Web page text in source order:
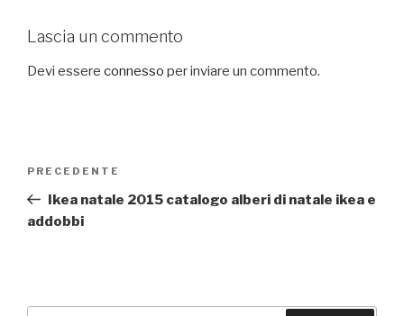
Lascia un commento
Devi essere connesso per inviare un commento.
Articolo
precedente:
PRECEDENTE
Ikea natale 2015 catalogo alberi di natale ikea e
addobbi